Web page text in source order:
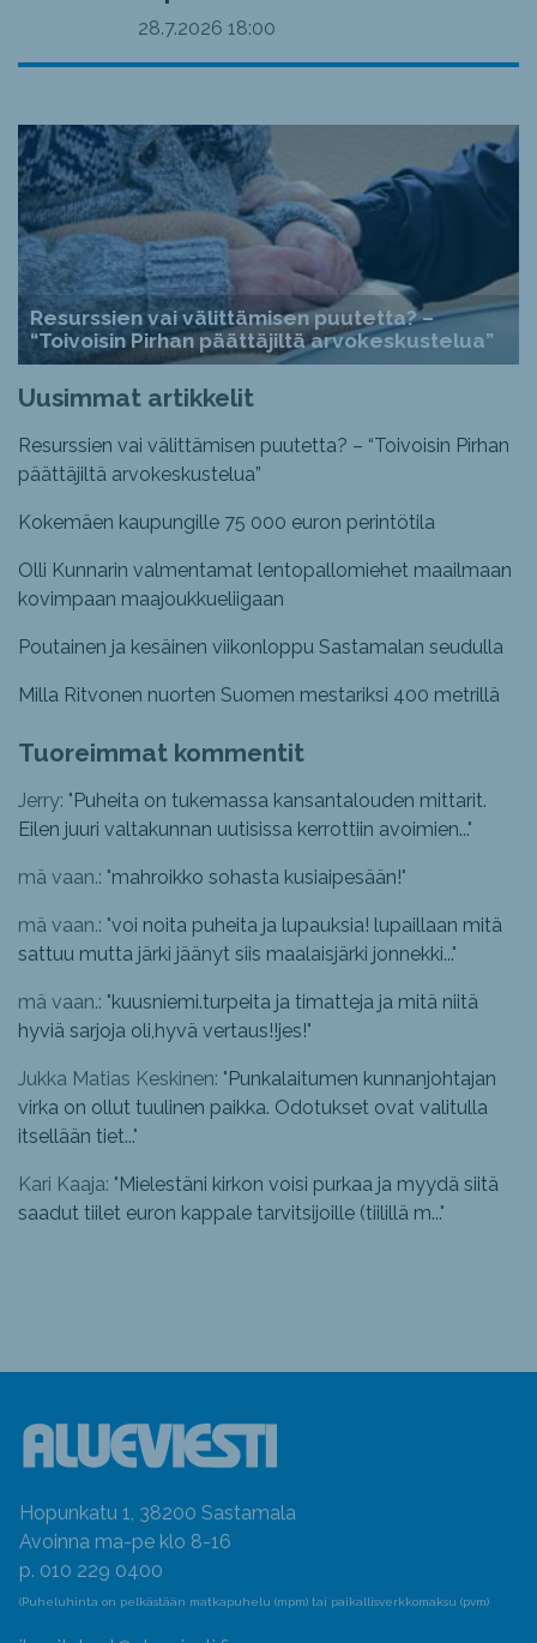
28.7.2026 18:00
Resurssien vai välittämisen puutetta? –
“Toivoisin Pirhan päättäjiltä arvokeskustelua”
Uusimmat artikkelit
Resurssien vai välittämisen puutetta? – “Toivoisin Pirhan
päättäjiltä arvokeskustelua”
Kokemäen kaupungille 75 000 euron perintötila
Olli Kunnarin valmentamat lentopallomiehet maailmaan
kovimpaan maajoukkueliigaan
Poutainen ja kesäinen viikonloppu Sastamalan seudulla
Milla Ritvonen nuorten Suomen mestariksi 400 metrillä
Tuoreimmat kommentit
Jerry: " Puheita on tukemassa kansantalouden mittarit.
Eilen juuri valtakunnan uutisissa kerrottiin avoimien..."
mä vaan.: "mahroikko sohasta kusiaipesään!"
mä vaan.: "voi noita puheita ja lupauksia! lupaillaan mitä
sattuu mutta järki jäänyt siis maalaisjärki jonnekki..."
mä vaan.: "kuusniemi.turpeita ja timatteja ja mitä niitä
hyviä sarjoja oli,hyvä vertaus!!jes!"
Jukka Matias Keskinen: " Punkalaitumen kunnanjohtajan
virka on ollut tuulinen paikka. Odotukset ovat valitulla
itsellään tiet..."
Kari Kaaja: " Mielestäni kirkon voisi purkaa ja myydä siitä
saadut tiilet euron kappale tarvitsijoille (tiilillä m..."
Hopunkatu 1, 38200 Sastamala
Avoinna ma-pe klo 8-16
p. 010 229 0400
(Puheluhinta on pelkästään matkapuhelu (mpm) tai paikallisverkkomaksu (pvm)